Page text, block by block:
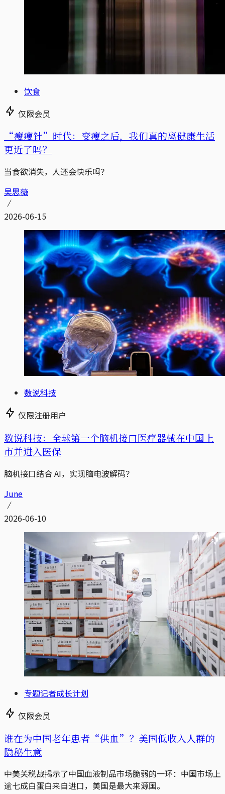
饮食
仅限会员
“瘦瘦针”时代：变瘦之后，我们真的离健康生活
更近了吗？
当食欲消失，人还会快乐吗？
吴思薇
2026-06-15
数说科技
仅限注册用户
数说科技：全球第一个脑机接口医疗器械在中国上
市并进入医保
脑机接口结合 AI，实现脑电波解码？
June
2026-06-10
专题记者成长计划
仅限会员
谁在为中国老年患者“供血”？美国低收入人群的
隐秘生意
中美关税战揭示了中国血液制品市场脆弱的一环：中国市场上
逾七成白蛋白来自进口，美国是最大来源国。